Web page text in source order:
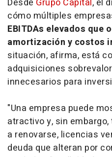
Desde Grupo Capital, el
cómo múltiples
EBITDAs elevados que
amortización y costos
situación, afirma, está
adquisiciones
innecesarios para
"Una empresa puede
atractivo y, sin
a renovarse, licencias
deuda que alteran por